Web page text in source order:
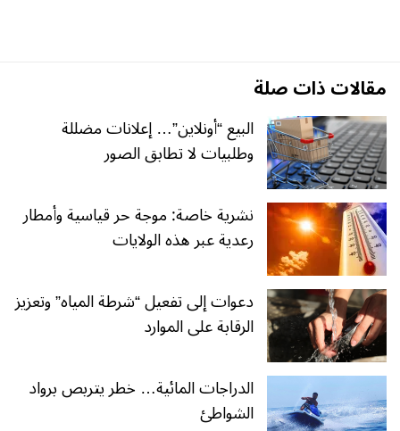
مقالات ذات صلة
البيع “أونلاين”… إعلانات مضللة
وطلبيات لا تطابق الصور
نشرية خاصة: موجة حر قياسية وأمطار
رعدية عبر هذه الولايات
دعوات إلى تفعيل “شرطة المياه” وتعزيز
الرقابة على الموارد
الدراجات المائية… خطر يتربص برواد
الشواطئ